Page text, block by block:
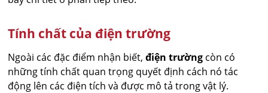
Tính chất của điện trường
Ngoài các đặc điểm nhận biết,điện trường còn có
những tính chất quan trọng quyết định cách nó tác
động lên các điện tích và được mô tả trong vật lý.